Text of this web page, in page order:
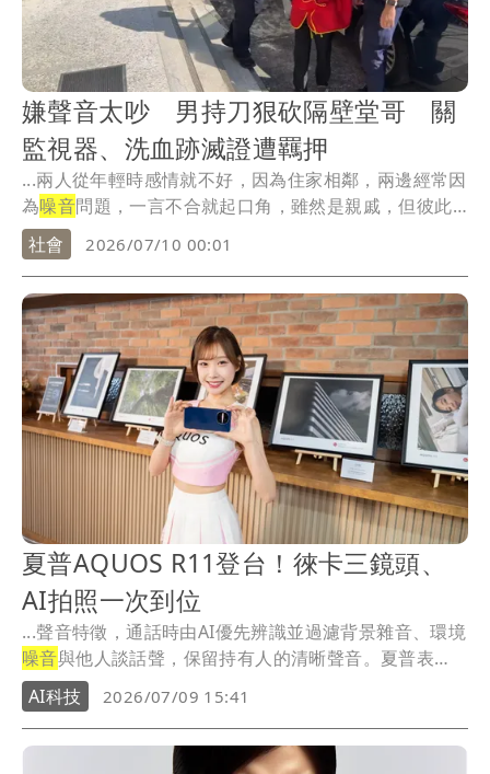
嫌聲音太吵 男持刀狠砍隔壁堂哥 關
監視器、洗血跡滅證遭羈押
...兩人從年輕時感情就不好，因為住家相鄰，兩邊經常因
為噪音問題，一言不合就起口角，雖然是親戚，但彼此
間嫌...
社會 2026/07/10 00:01
夏普AQUOS R11登台！徠卡三鏡頭、
AI拍照一次到位
...聲音特徵，通話時由AI優先辨識並過濾背景雜音、環境
噪音與他人談話聲，保留持有人的清晰聲音。夏普表
示，...
AI科技 2026/07/09 15:41